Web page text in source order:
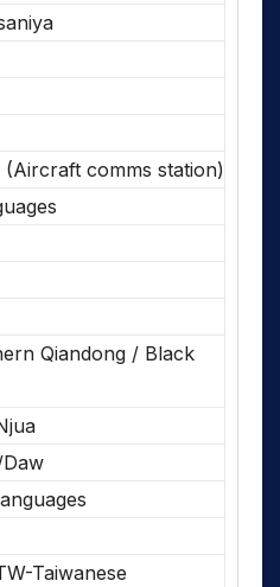
(Aircraft comms station)
Qiandong / Black
Taiwanese